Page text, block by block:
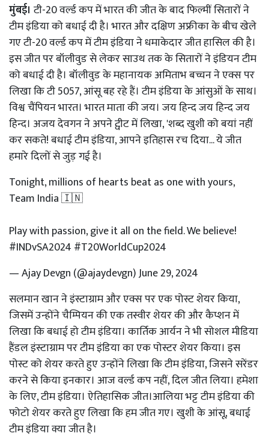
मुंबई। टी-20 वर्ल्ड कप में भारत की जीत के बाद फिल्मीं सितारों ने
टीम इंडिया को बधाई दी है। भारत और दक्षिण अफ्रीका के बीच खेले
गए टी-20 वर्ल्ड कप में टीम इंडिया ने धमाकेदार जीत हासिल की है।
इस जीत पर बॉलीवुड से लेकर साउथ तक के सितारों ने इंडियन टीम
को बधाई दी है। बॉलीवुड के महानायक अमिताभ बच्चन ने एक्स पर
लिखा कि टी 5057, आंसू बह रहे हैं। टीम इंडिया के आंसुओं के साथ।
विश्व चैंपियन भारत। भारत माता की जय। जय हिन्द जय हिन्द जय
हिन्द। अजय देवगन ने अपने ट्वीट में लिखा, 'शब्द खुशी को बयां नहीं
कर सकते! बधाई टीम इंडिया, आपने इतिहास रच दिया... ये जीत
हमारे दिलों से जुड़ गई है।
Tonight, millions of hearts beat as one with yours,
Team India 🇮🇳
Play with passion, give it all on the field. We believe!
#INDvSA2024 #T20WorldCup2024
— Ajay Devgn (@ajaydevgn)June 29, 2024
सलमान खान ने इंस्टाग्राम और एक्स पर एक पोस्ट शेयर किया,
जिसमें उन्होंने चैम्पियन की एक तस्वीर शेयर की और कैप्शन में
लिखा कि बधाई हो टीम इंडिया। कार्तिक आर्यन ने भी सोशल मीडिया
हैंडल इंस्टाग्राम पर टीम इंडिया का एक पोस्टर शेयर किया। इस
पोस्ट को शेयर करते हुए उन्होंने लिखा कि टीम इंडिया, जिसने सरेंडर
करने से किया इनकार। आज वर्ल्ड कप नहीं, दिल जीत लिया। हमेशा
के लिए, टीम इंडिया। ऐतिहासिक जीत।आलिया भट्ट टीम इंडिया की
फोटो शेयर करते हुए लिखा कि हम जीत गए। खुशी के आंसू, बधाई
टीम इंडिया क्या जीत है।